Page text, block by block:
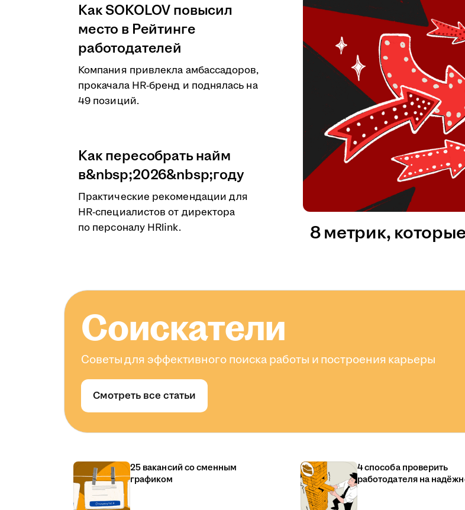
Как SOKOLOV повысил
место в Рейтинге
работодателей
Компания привлекла амбассадоров,
прокачала HR-бренд и поднялась на
49 позиций.
Как пересобрать найм
в&nbsp;2026&nbsp;году
Практические рекомендации для
HR-специалистов от директора
по персоналу HRlink.
8 метрик,
Соискатели
Советы для эффективного поиска работы и построения карьеры
Смотреть все статьи
25 вакансий со сменным
графиком
4 способа проверить
работодателя на